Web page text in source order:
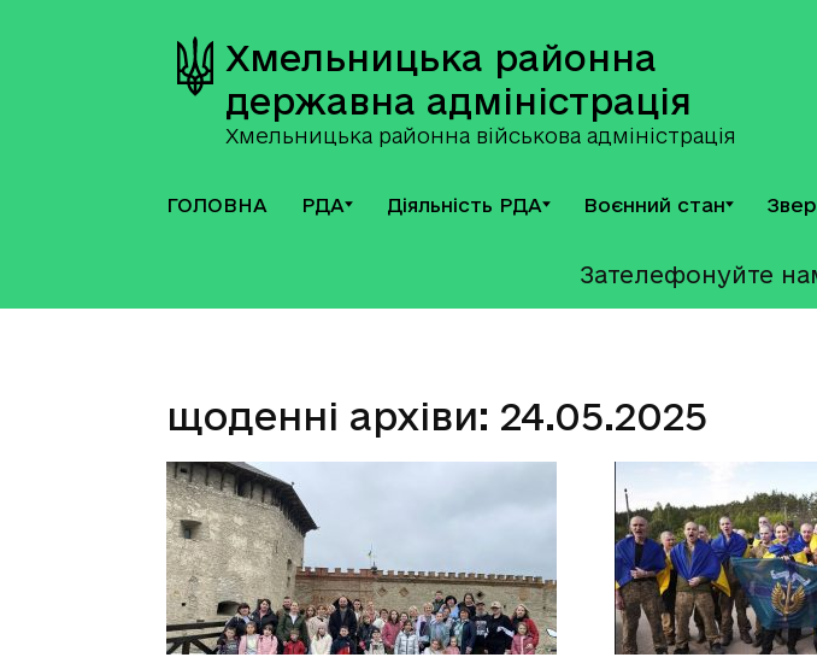
Хмельницька районна
державна адміністрація
Хмельницька районна військова адміністрація
ГОЛОВНА РДА Діяльність РДА Воєнний стан
Зателефонуйте
щоденні архіви: 24.05.2025